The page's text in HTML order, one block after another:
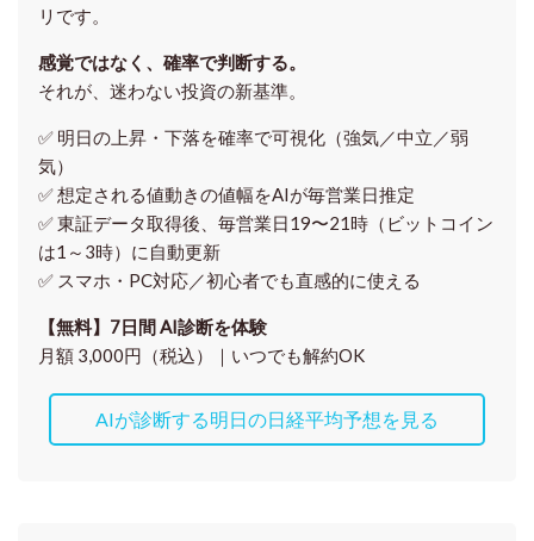
リです。
感覚ではなく、確率で判断する。
それが、迷わない投資の新基準。
✅ 明日の上昇・下落を確率で可視化（強気／中立／弱
気）
✅ 想定される値動きの値幅をAIが毎営業日推定
✅ 東証データ取得後、 毎営業日19〜21時（ビットコイン
は1～3時）に自動更新
✅ スマホ・PC対応／初心者でも直感的に使える
【無料】7日間 AI診断を体験
月額 3,000円（税込）｜いつでも解約OK
AIが診断する明日の日経平均予想を見る